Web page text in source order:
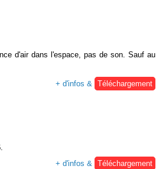
d'air dans l'espace, pas de son. Sauf au
+ d'infos &
Téléchargement
+ d'infos &
Téléchargement